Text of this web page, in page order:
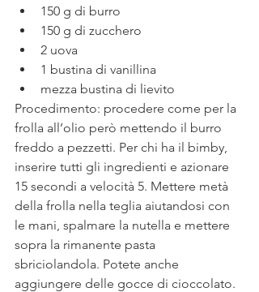
150 g di burro
150 g di zucchero
2 uova
1 bustina di vanillina
mezza bustina di lievito
Procedimento: procedere come per la
frolla all’olio però mettendo il burro
freddo a pezzetti. Per chi ha il bimby,
inserire tutti gli ingredienti e azionare
15 secondi a velocità 5. Mettere metà
della frolla nella teglia aiutandosi con
le mani, spalmare la nutella e mettere
sopra la rimanente pasta
sbriciolandola. Potete anche
aggiungere delle gocce di cioccolato.